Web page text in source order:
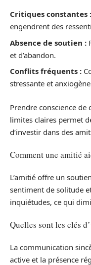
Critiques constantes :
engendrent des
Absence de soutien :
et d’abandon.
Conflits fréquents :
stressante et
Prendre conscience
limites claires permet
d’investir dans des
Comment une amitié
L’amitié offre un
sentiment de solitude
inquiétudes, ce qui
Quelles sont les clés
La communication
active et la présence